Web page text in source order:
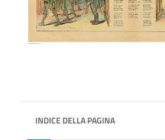
INDICE DELLA PAGINA